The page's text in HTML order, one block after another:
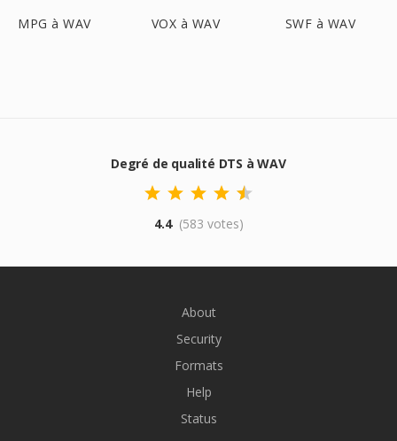
MPG à WAV VOX à WAV SWF à WAV
Degré de qualité DTS à WAV
4.4 (583 votes)
About
Security
Formats
Help
Status